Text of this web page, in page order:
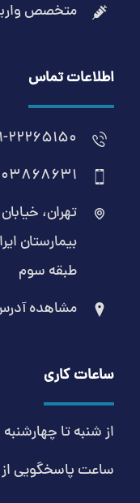
متخصص
اطلاعات تماس
22265150
تهران،
طبقه سوم
مشاهده
ساعات کاری
از شنبه تا چهارشنبه از 3 ظهر تا
ساعت پاسخگویی از 9 صبح تا 9 شب